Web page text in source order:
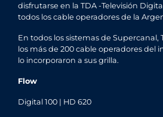
disfrutarse en la TDA -Televisión
todos los cable operadores de la
En todos los sistemas de Supercanal,
los más de 200 cable operadores del
lo incorporaron a sus grilla.
Flow
Digital 100 | HD 620